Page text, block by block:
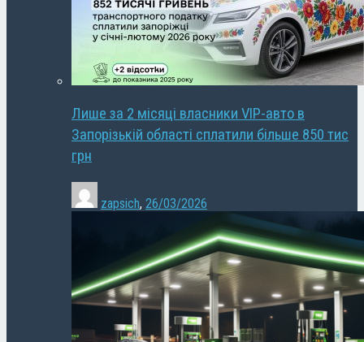
Лише за 2 місяці власники VIP-авто в
Запорізькій області сплатили більше 850 тис
грн
zapsich, 26/03/2026